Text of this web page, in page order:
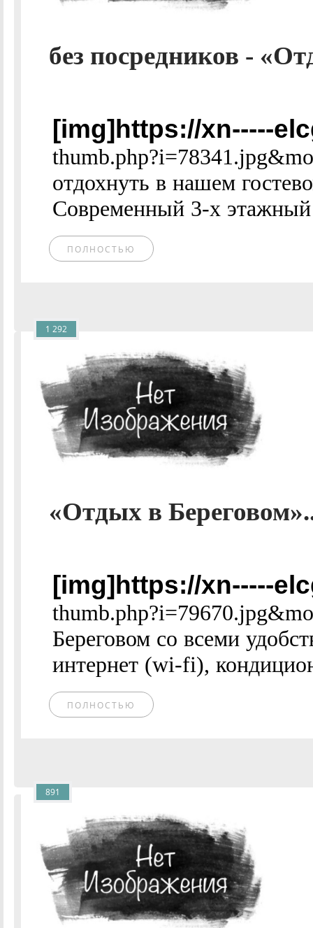
без посредников -
[img]https://xn-----
отдохнуть в нашем
Современный 3-х этажный
ПОЛНОСТЬЮ
«Отдых в
[img]https://xn-----
Береговом со всеми
интернет (wi-fi),
ПОЛНОСТЬЮ
1 292
891